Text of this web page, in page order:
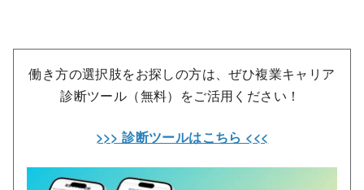
働き方の選択肢をお探しの方は、ぜひ複業キャリア
診断ツール（無料）をご活用ください！
>>> 診断ツールはこちら <<<